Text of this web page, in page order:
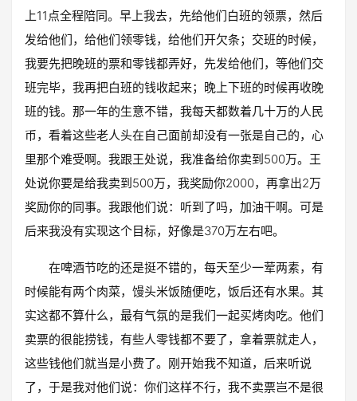
上11点全程陪同。早上我去，先给他们白班的领票，然后
发给他们，给他们领零钱，给他们开欠条；交班的时候，
我要先把晚班的票和零钱都弄好，先发给他们，等他们交
班完毕，我再把白班的钱收起来；晚上下班的时候再收晚
班的钱。那一年的生意不错，我每天都数着几十万的人民
币，看着这些老人头在自己面前却没有一张是自己的，心
里那个难受啊。我跟王处说，我准备给你卖到500万。王
处说你要是给我卖到500万，我奖励你2000，再拿出2万
奖励你的同事。我跟他们说：听到了吗，加油干啊。可是
后来我没有实现这个目标，好像是370万左右吧。
在啤酒节吃的还是挺不错的，每天至少一荤两素，有
时候能有两个肉菜，馒头米饭随便吃，饭后还有水果。其
实这都不算什么，最有气氛的是我们一起买烤肉吃。他们
卖票的很能捞钱，有些人零钱都不要了，拿着票就走人，
这些钱他们就当是小费了。刚开始我不知道，后来听说
了，于是我对他们说：你们这样不行，我不卖票岂不是很